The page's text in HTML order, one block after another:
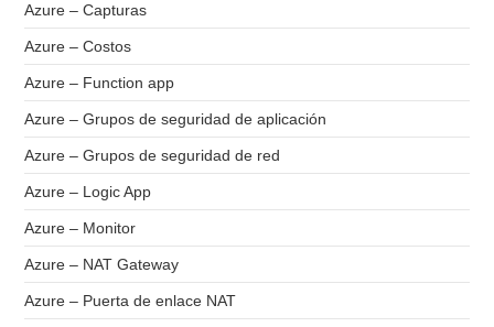
Azure – Capturas
Azure – Costos
Azure – Function app
Azure – Grupos de seguridad de aplicación
Azure – Grupos de seguridad de red
Azure – Logic App
Azure – Monitor
Azure – NAT Gateway
Azure – Puerta de enlace NAT